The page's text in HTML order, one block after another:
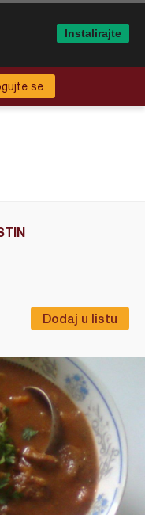
se
Dodaj u listu
Instalirajte